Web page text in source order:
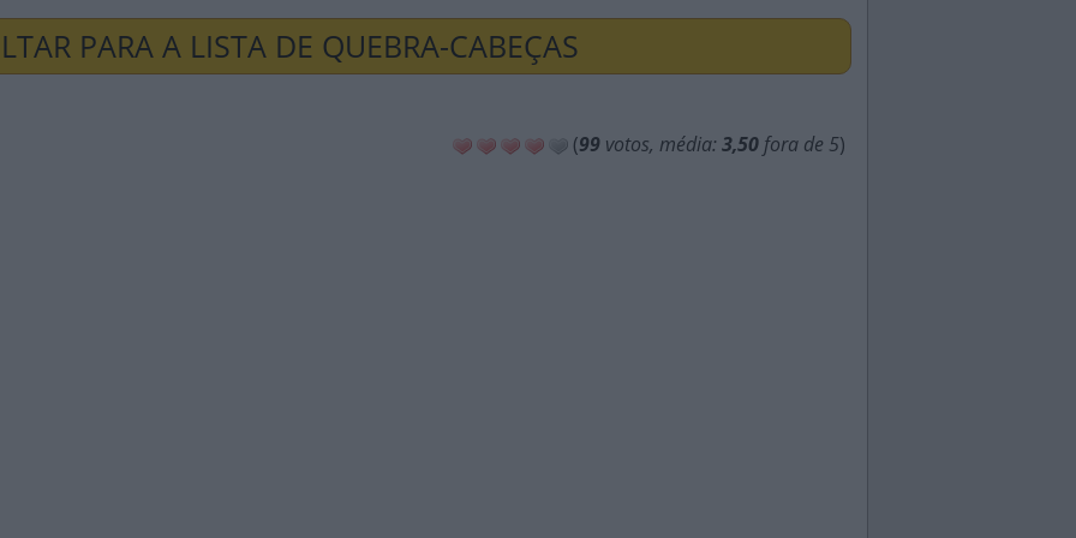
PARA A LISTA DE QUEBRA-CABEÇAS
(99 votos, média: 3,50 fora de 5)